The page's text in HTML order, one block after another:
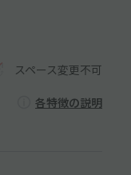
スペース変更不可
各特徴の説明